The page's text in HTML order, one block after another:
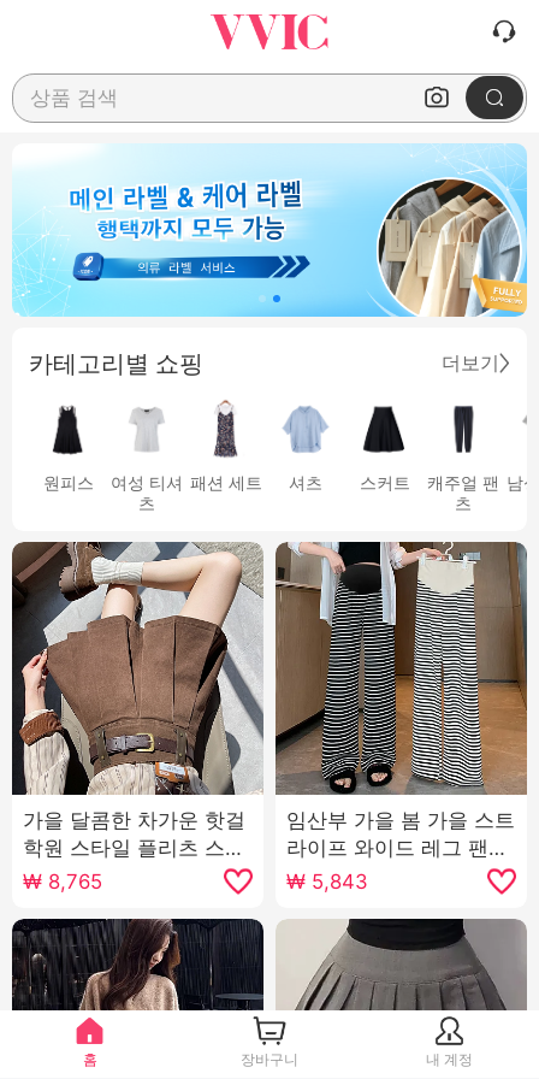
상품 검색
카테고리별 쇼핑 더보기
원피스
여성 티셔
츠
패션 세트 셔츠 스커트
캐주얼 팬
츠
남
가을 달콤한 차가운 핫걸
학원 스타일 플리츠 스커
트 여성 워싱 작은 키 연
캐주얼 반신 미니 스커트
₩ 8,765
임산부 가을 봄 가을 스트
라이프 와이드 레그 팬츠
스트레이트 루즈핏 도루
센스 느긋한 캐주얼 바지
바닥 청소 바지 긴 바지
₩ 5,843
홈 장바구니 내 계정